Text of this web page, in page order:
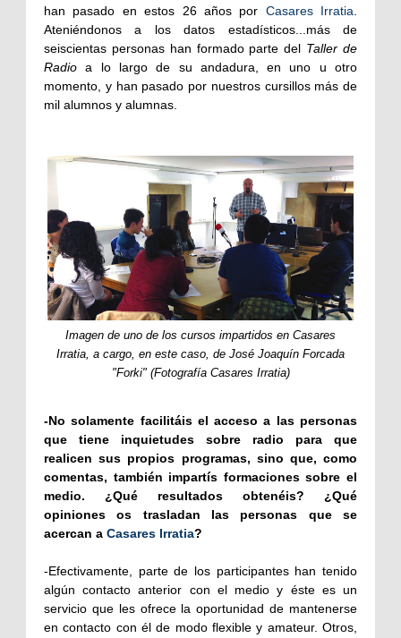
han pasado en estos 26 años por Casares Irratia.
Ateniéndonos a los datos estadísticos...más de
seiscientas personas han formado parte del Taller de
Radio a lo largo de su andadura, en uno u otro
momento, y han pasado por nuestros cursillos más de
mil alumnos y alumnas.
Imagen de uno de los cursos impartidos en Casares
Irratia, a cargo, en este caso, de José Joaquín Forcada
"Forki" (Fotografía Casares Irratia)
-No solamente facilitáis el acceso a las personas
que tiene inquietudes sobre radio para que
realicen sus propios programas, sino que, como
comentas, también impartís formaciones sobre el
medio. ¿Qué resultados obtenéis? ¿Qué
opiniones os trasladan las personas que se
acercan a Casares Irratia?
-Efectivamente, parte de los participantes han tenido
algún contacto anterior con el medio y éste es un
servicio que les ofrece la oportunidad de mantenerse
en contacto con él de modo flexible y amateur. Otros,